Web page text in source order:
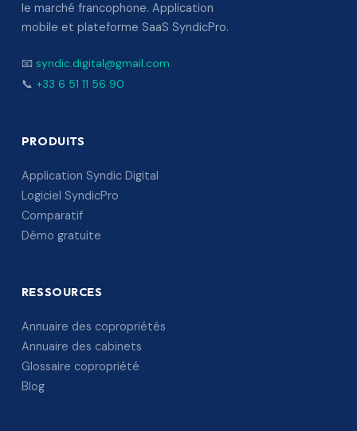
le marché francophone. Application
mobile et plateforme SaaS SyndicPro.
📧 syndic.digital@gmail.com
📞 +33 6 51 11 56 90
PRODUITS
Application Syndic Digital
Logiciel SyndicPro
Comparatif
Démo gratuite
RESSOURCES
Annuaire des copropriétés
Annuaire des cabinets
Glossaire copropriété
Blog